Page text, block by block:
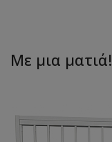
Με μια ματιά!